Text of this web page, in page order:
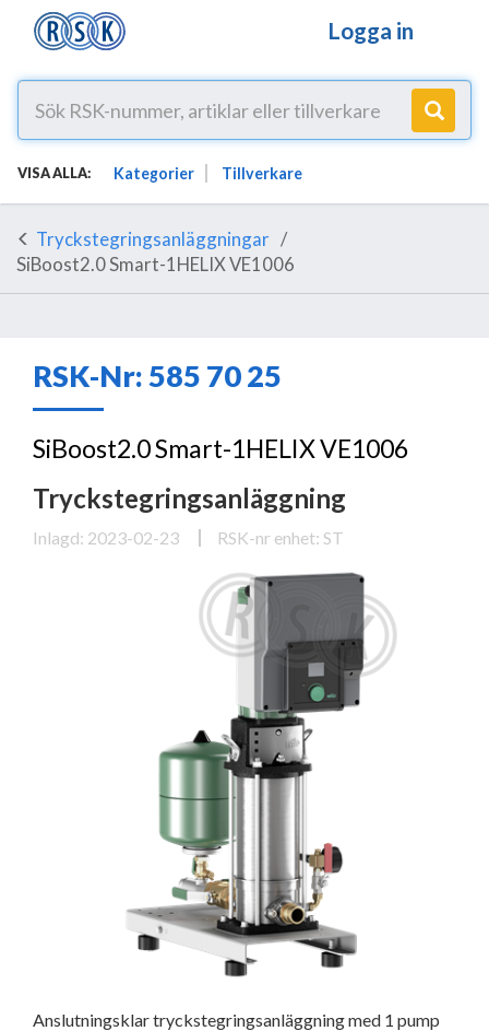
Logga in
VISA ALLA: Kategorier Tillverkare
Tryckstegringsanläggningar
SiBoost2.0 Smart-1HELIX VE1006
RSK-Nr: 585 70 25
SiBoost2.0 Smart-1HELIX VE1006
Tryckstegringsanläggning
Inlagd: 2023-02-23 RSK-nr enhet: ST
Anslutningsklar tryckstegringsanläggning med 1 pump